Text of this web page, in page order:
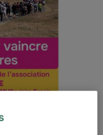
l'autre, unis